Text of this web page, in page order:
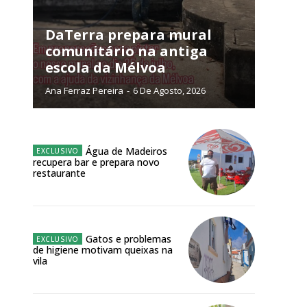
ANUAL
Exclusivos para
DaTerra prepara mural
comunitário na antiga
escola da Mélvoa
Ana Ferraz Pereira - 6 De Agosto, 2026
Água de Madeiros
recupera bar e prepara novo
restaurante
Gatos e problemas
de higiene motivam queixas na
vila